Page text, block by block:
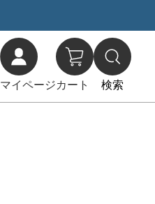
マイページカート 検索